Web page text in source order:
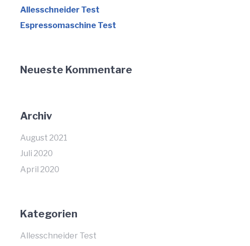
Allesschneider Test
Espressomaschine Test
Neueste Kommentare
Archiv
August 2021
Juli 2020
April 2020
Kategorien
Allesschneider Test